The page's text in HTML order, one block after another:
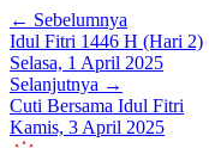
← Sebelumnya
Idul Fitri 1446 H (Hari 2)
Selasa, 1 April 2025
Selanjutnya →
Cuti Bersama Idul Fitri
Kamis, 3 April 2025